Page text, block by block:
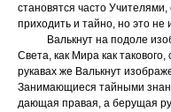
становятся часто Учителями,
приходить и тайно, но это не
Валькнут на подоле
Света, как Мира как
рукавах же Валькнут
Занимающиеся тайными
дающая правая, а берущая